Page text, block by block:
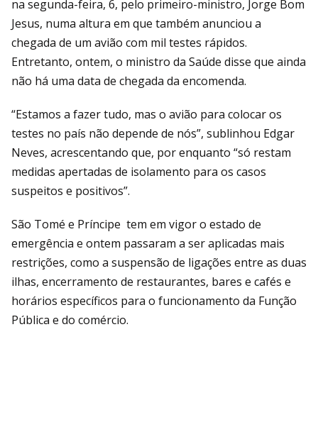
na segunda-feira, 6, pelo primeiro-ministro, Jorge Bom
Jesus, numa altura em que também anunciou a
chegada de um avião com mil testes rápidos.
Entretanto, ontem, o ministro da Saúde disse que ainda
não há uma data de chegada da encomenda.
“Estamos a fazer tudo, mas o avião para colocar os
testes no país não depende de nós”, sublinhou Edgar
Neves, acrescentando que, por enquanto “só restam
medidas apertadas de isolamento para os casos
suspeitos e positivos”.
São Tomé e Príncipe tem em vigor o estado de
emergência e ontem passaram a ser aplicadas mais
restrições, como a suspensão de ligações entre as duas
ilhas, encerramento de restaurantes, bares e cafés e
horários específicos para o funcionamento da Função
Pública e do comércio.